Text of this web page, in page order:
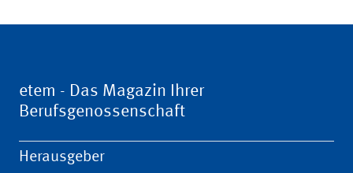
etem - Das Magazin Ihrer
Berufsgenossenschaft
Herausgeber